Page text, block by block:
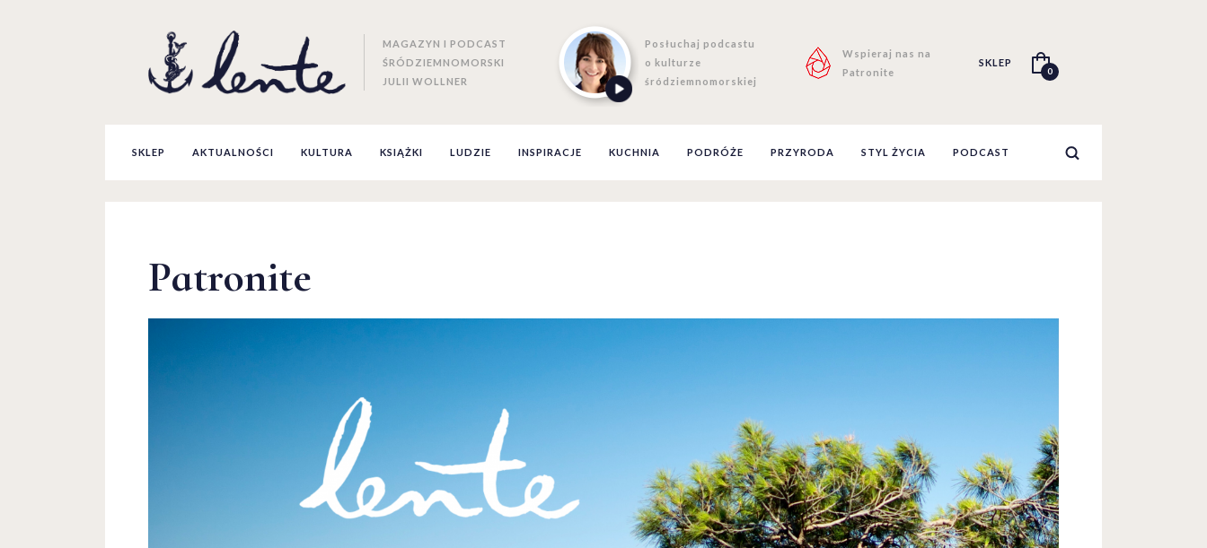
MAGAZYN I PODCAST
ŚRÓDZIEMNOMORSKI
JULII WOLLNER
Posłuchaj podcastu
o kulturze
śródziemnomorskiej
Wspieraj nas na
Patronite
SKLEP
0
SKLEP AKTUALNOŚCI KULTURA KSIĄŻKI LUDZIE INSPIRACJE KUCHNIA PODRÓŻE PRZYRODA STYL ŻYCIA PODCAST
Patronite